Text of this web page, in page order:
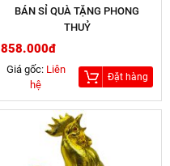
BÁN SỈ QUÀ TẶNG PHONG
THUỶ
858.000đ
Giá gốc: Liên
hệ
Đặt hàng